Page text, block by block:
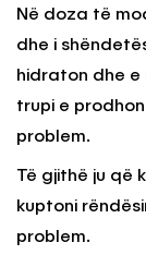
Në doza të
dhe i
hidraton dhe
trupi e
problem.
Të gjithë ju që
kuptoni
problem.